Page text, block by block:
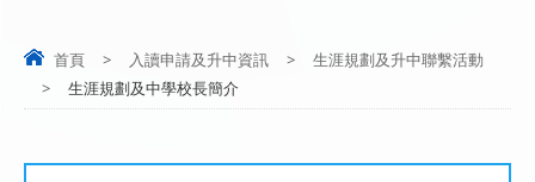
首頁 > 入讀申請及升中資訊 >
生涯規劃及升中聯繫活動
>
生涯規劃及中學校長簡介